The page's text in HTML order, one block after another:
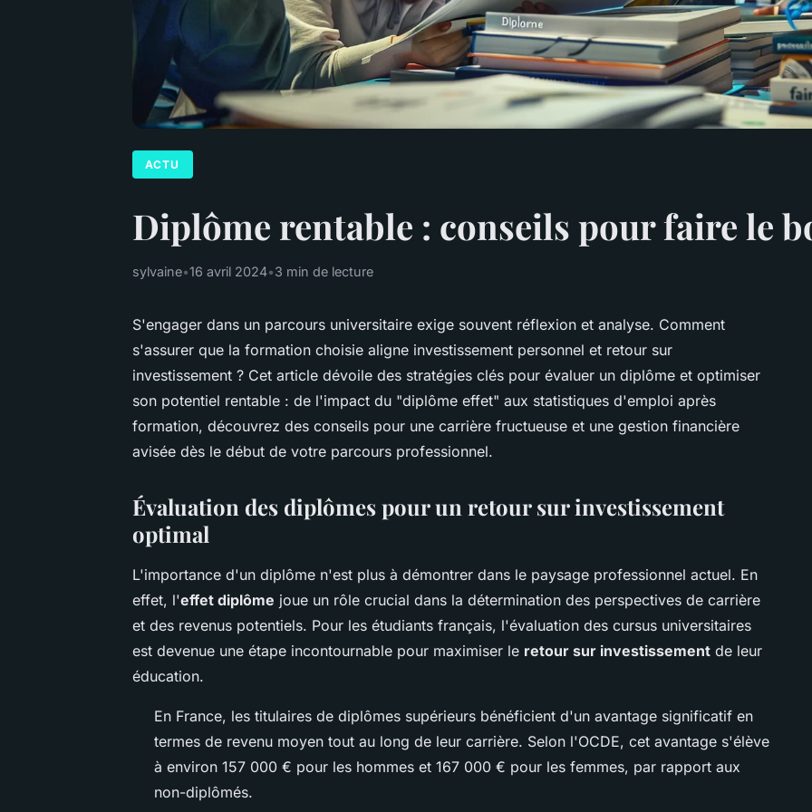
ACTU
Diplôme rentable : conseils pour faire le
sylvaine•16 avril 2024•3 min de lecture
S'engager dans un parcours universitaire exige souvent réflexion et analyse. Comment
s'assurer que la formation choisie aligne investissement personnel et retour sur
investissement ? Cet article dévoile des stratégies clés pour évaluer un diplôme et optimiser
son potentiel rentable : de l'impact du "diplôme effet" aux statistiques d'emploi après
formation, découvrez des conseils pour une carrière fructueuse et une gestion financière
avisée dès le début de votre parcours professionnel.
Évaluation des diplômes pour un retour sur investissement
optimal
L'importance d'un diplôme n'est plus à démontrer dans le paysage professionnel actuel. En
effet, l'effet diplôme joue un rôle crucial dans la détermination des perspectives de carrière
et des revenus potentiels. Pour les étudiants français, l'évaluation des cursus universitaires
est devenue une étape incontournable pour maximiser le retour sur investissement de leur
éducation.
En France, les titulaires de diplômes supérieurs bénéficient d'un avantage significatif en
termes de revenu moyen tout au long de leur carrière. Selon l'OCDE, cet avantage s'élève
à environ 157 000 € pour les hommes et 167 000 € pour les femmes, par rapport aux
non-diplômés.